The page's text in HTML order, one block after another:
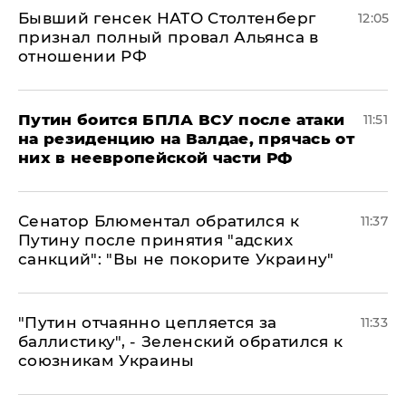
Бывший генсек НАТО Столтенберг
признал полный провал Альянса в
отношении РФ
12:05
Путин боится БПЛА ВСУ после атаки
на резиденцию на Валдае, прячась от
них в неевропейской части РФ
11:51
Сенатор Блюментал обратился к
Путину после принятия "адских
санкций": "Вы не покорите Украину"
11:37
"Путин отчаянно цепляется за
баллистику", - Зеленский обратился к
союзникам Украины
11:33